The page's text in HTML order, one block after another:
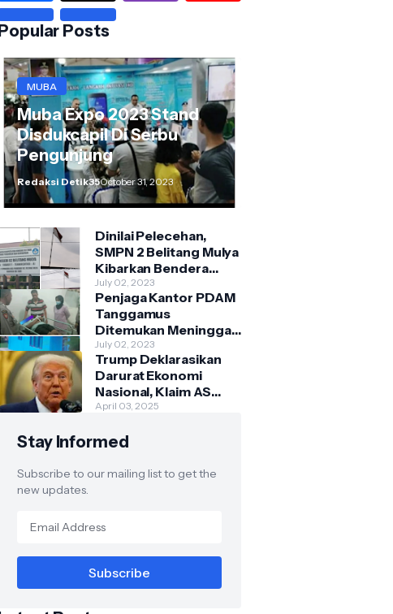
Popular Posts
MUBA
Muba Expo 2023 Stand
Disdukcapil Di Serbu
Pengunjung
Redaksi Detik35October 31, 2023
Dinilai Pelecehan,
SMPN 2 Belitang Mulya
Kibarkan Bendera
Usang dan Sobek
July 02, 2023
Penjaga Kantor PDAM
Tanggamus
Ditemukan Meninggal
di Belakang Kantornya.
July 02, 2023
Trump Deklarasikan
Darurat Ekonomi
Nasional, Klaim AS
Terus Diperlakukan
Asing"
April 03, 2025
Stay Informed
Subscribe to our mailing list to get the
new updates.